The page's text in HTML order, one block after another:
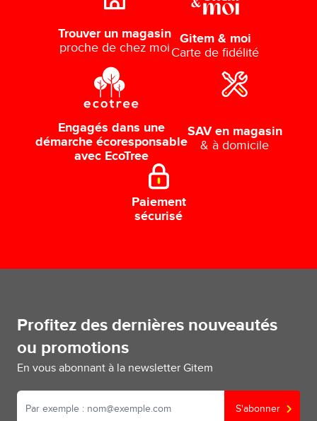
Trouver un magasin
proche de chez moi
Gitem & moi
Carte de fidélité
Engagés dans une
démarche écoresponsable
avec EcoTree
SAV en magasin
& à domicile
Paiement
sécurisé
Profitez des dernières nouveautés
ou promotions
En vous abonnant à la newsletter Gitem
S'abonner